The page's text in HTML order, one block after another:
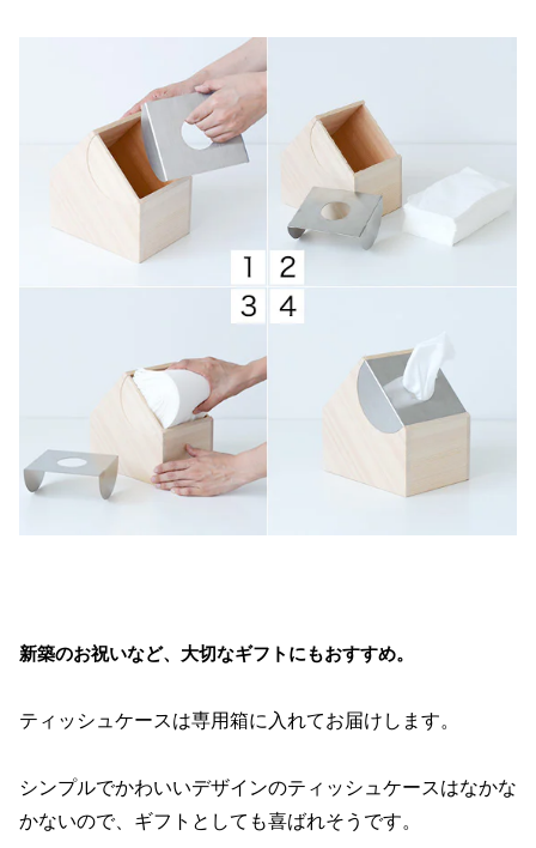
新築のお祝いなど、大切なギフトにもおすすめ。
ティッシュケースは専用箱に入れてお届けします。
シンプルでかわいいデザインのティッシュケースはなかな
かないので、ギフトとしても喜ばれそうです。